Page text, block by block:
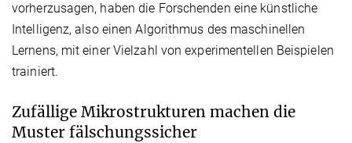
vorherzusagen, haben die Forschenden eine künstliche
Intelligenz, also einen Algorithmus des maschinellen
Lernens, mit einer Vielzahl von experimentellen Beispielen
trainiert.
Zufällige Mikrostrukturen machen die
Muster fälschungssicher